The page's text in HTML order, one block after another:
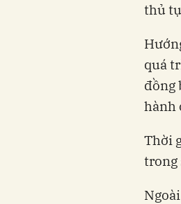
thủ
quá
đồng
hành
Thời
trong